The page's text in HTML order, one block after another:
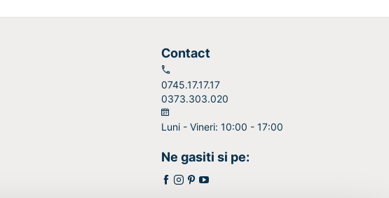
Contact
0745.17.17.17
0373.303.020
Luni - Vineri: 10:00 - 17:00
Ne gasiti si pe: